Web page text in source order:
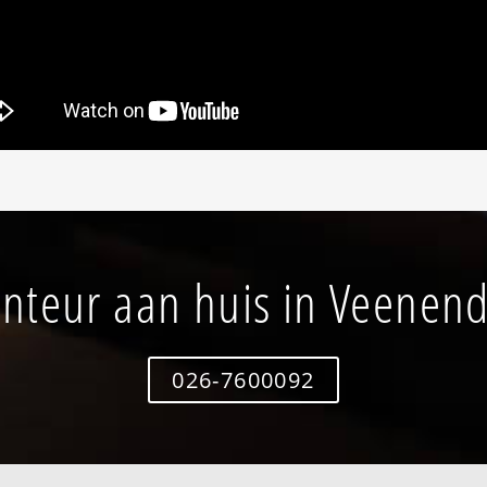
aan huis in
026-7600092